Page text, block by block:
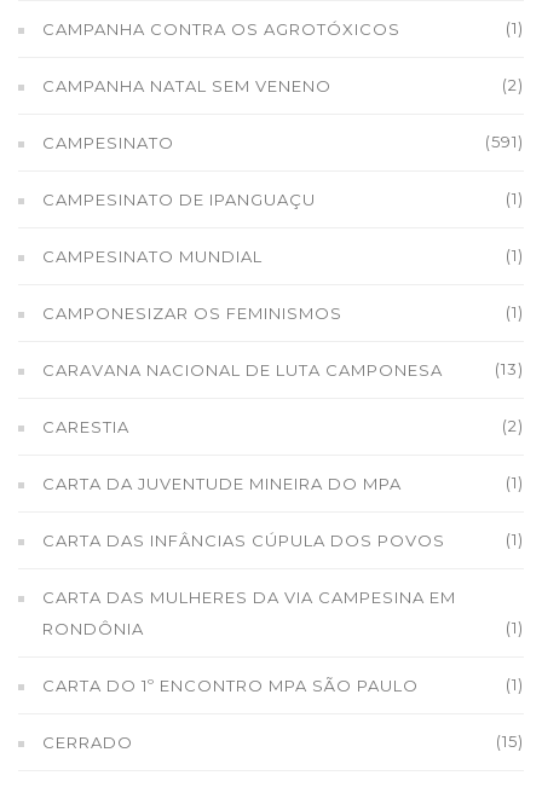
CAMPANHA CONTRA OS AGROTÓXICOS (1)
CAMPANHA NATAL SEM VENENO (2)
CAMPESINATO (591)
CAMPESINATO DE IPANGUAÇU (1)
CAMPESINATO MUNDIAL (1)
CAMPONESIZAR OS FEMINISMOS (1)
CARAVANA NACIONAL DE LUTA CAMPONESA (13)
CARESTIA (2)
CARTA DA JUVENTUDE MINEIRA DO MPA (1)
CARTA DAS INFÂNCIAS CÚPULA DOS POVOS (1)
CARTA DAS MULHERES DA VIA CAMPESINA EM
RONDÔNIA
(1)
CARTA DO 1º ENCONTRO MPA SÃO PAULO (1)
CERRADO (15)